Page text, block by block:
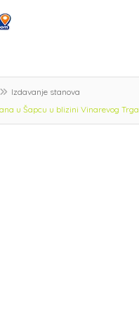
Izdavanje stanova
u Šapcu u blizini Vinarevog Trga